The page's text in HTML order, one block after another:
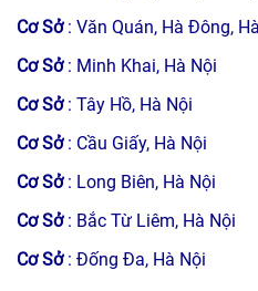
Cơ Sở : Văn Quán, Hà Đông,
Cơ Sở : Minh Khai, Hà Nội
Cơ Sở : Tây Hồ, Hà Nội
Cơ Sở: Cầu Giấy, Hà Nội
Cơ Sở : Long Biên, Hà Nội
Cơ Sở : Bắc Từ Liêm, Hà Nội
Cơ Sở : Đống Đa, Hà Nội